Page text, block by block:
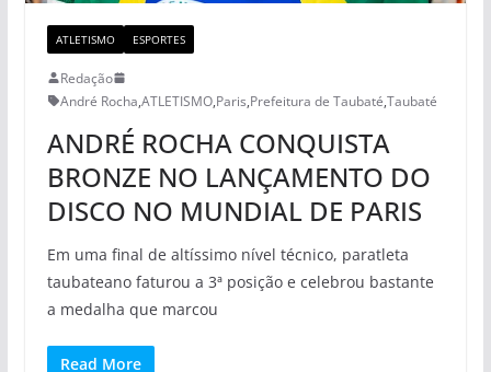
ATLETISMO ESPORTES
Redação
André Rocha,ATLETISMO,Paris,Prefeitura de Taubaté,Taubaté
ANDRÉ ROCHA CONQUISTA
BRONZE NO LANÇAMENTO DO
DISCO NO MUNDIAL DE PARIS
Em uma final de altíssimo nível técnico, paratleta
taubateano faturou a 3ª posição e celebrou bastante
a medalha que marcou
Read More